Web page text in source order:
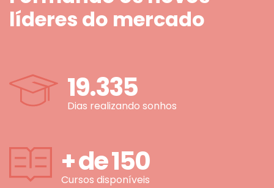
líderes do mercado
19.335
Dias realizando sonhos
+ de150
Cursos disponíveis